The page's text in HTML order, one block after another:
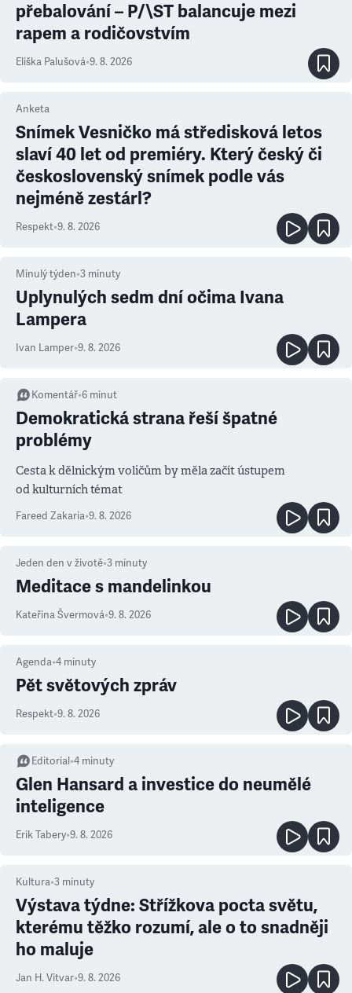
přebalování – P/\ST balancuje mezi
rapem a rodičovstvím
Eliška Palušová•9. 8. 2026
Anketa
Snímek Vesničko má středisková letos
slaví 40 let od premiéry. Který český či
československý snímek podle vás
nejméně zestárl?
Respekt•9. 8. 2026
Minulý týden•3 minuty
Uplynulých sedm dní očima Ivana
Lampera
Ivan Lamper•9. 8. 2026
Komentář•6 minut
Demokratická strana řeší špatné
problémy
Cesta k dělnickým voličům by měla začít ústupem
od kulturních témat
Fareed Zakaria•9. 8. 2026
Jeden den v životě•3 minuty
Meditace s mandelinkou
Kateřina Švermová•9. 8. 2026
Agenda•4 minuty
Pět světových zpráv
Respekt•9. 8. 2026
Editorial •4 minuty
Glen Hansard a investice do neumělé
inteligence
Erik Tabery•9. 8. 2026
Kultura•3 minuty
Výstava týdne: Střížkova pocta světu,
kterému těžko rozumí, ale o to snadněji
ho maluje
Jan H. Vitvar•9. 8. 2026